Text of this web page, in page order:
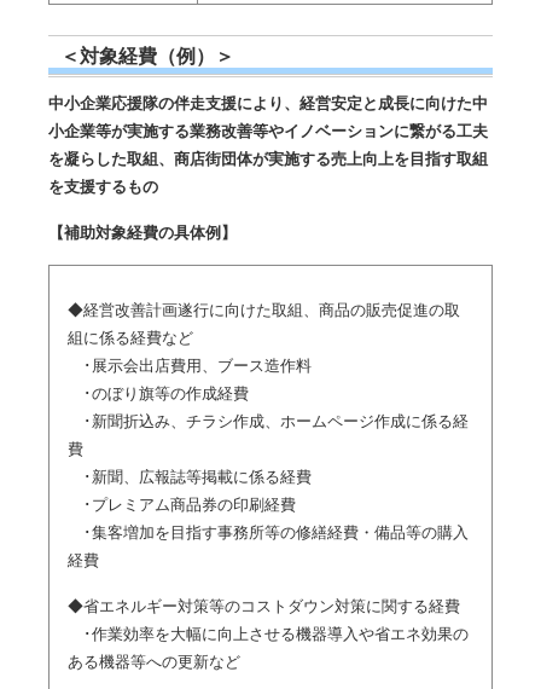
＜対象経費（例）＞
中小企業応援隊の伴走支援により、経営安定と成長に向けた中
小企業等が実施する業務改善等やイノベーションに繋がる工夫
を凝らした取組、商店街団体が実施する売上向上を目指す取組
を支援するもの
【補助対象経費の具体例】
◆経営改善計画遂行に向けた取組、商品の販売促進の取
組に係る経費など
･展示会出店費用、ブース造作料
･のぼり旗等の作成経費
･新聞折込み、チラシ作成、ホームページ作成に係る経
費
･新聞、広報誌等掲載に係る経費
･プレミアム商品券の印刷経費
･集客増加を目指す事務所等の修繕経費・備品等の購入
経費
◆省エネルギー対策等のコストダウン対策に関する経費
･作業効率を大幅に向上させる機器導入や省エネ効果の
ある機器等への更新など